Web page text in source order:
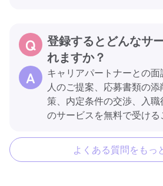
登録するとどんなサ
れますか？
キャリアパートナーとの
人のご提案、応募書類の
策、内定条件の交渉、入
のサービスを無料で受ける
よくある質問をもっ